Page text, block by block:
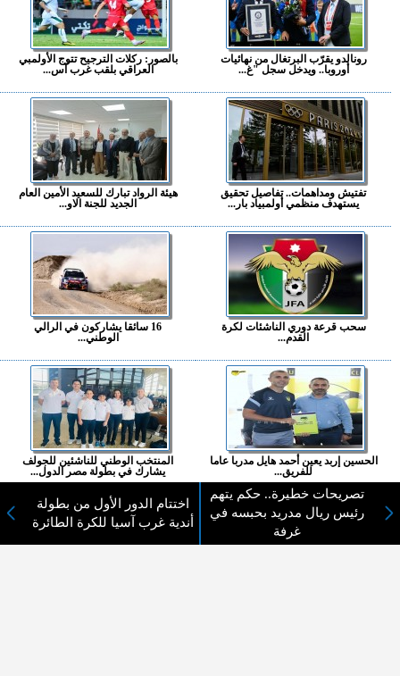
رونالدو يقرّب البرتغال من نهائيات
أوروبا.. ويدخل سجل "غ...
بالصور: ركلات الترجيح تتوج الأولمبي
العراقي بلقب غرب آس...
تفتيش ومداهمات.. تفاصيل تحقيق
يستهدف منظمي أولمبياد بار...
هيئة الرواد تبارك للسعيد الأمين العام
الجديد للجنة الاو...
سحب قرعة دوري الناشئات لكرة
القدم...
16 سائقا يشاركون في الرالي
الوطني...
الحسين إربد يعين أحمد هايل مدربا عاما
للفريق...
المنتخب الوطني للناشئين للجولف
يشارك في بطولة مصر الدول...
المزيد ...
اختيارات القراء
تصريحات خطيرة.. حكم يتهم
رئيس ريال مدريد بحبسه في
غرفة
اختتام الدور الأول من بطولة
أندية غرب آسيا للكرة الطائرة